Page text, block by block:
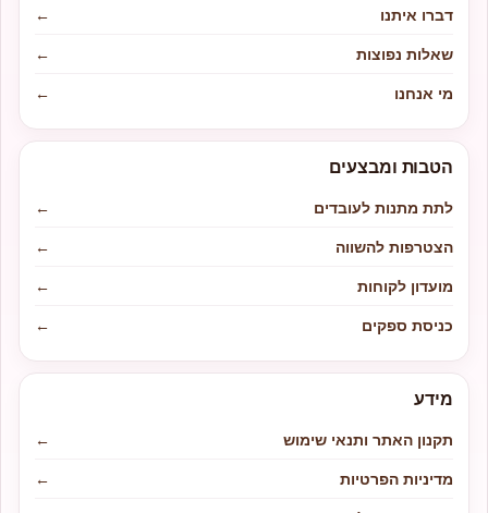
דברו איתנו
←
שאלות נפוצות
←
מי אנחנו
←
הטבות ומבצעים
לתת מתנות לעובדים
←
הצטרפות להשווה
←
מועדון לקוחות
←
כניסת ספקים
←
מידע
תקנון האתר ותנאי שימוש
←
מדיניות הפרטיות
←